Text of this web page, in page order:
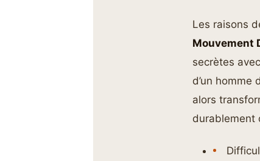
Les raisons
Mouvement
secrètes
d’un homme
alors
durablement